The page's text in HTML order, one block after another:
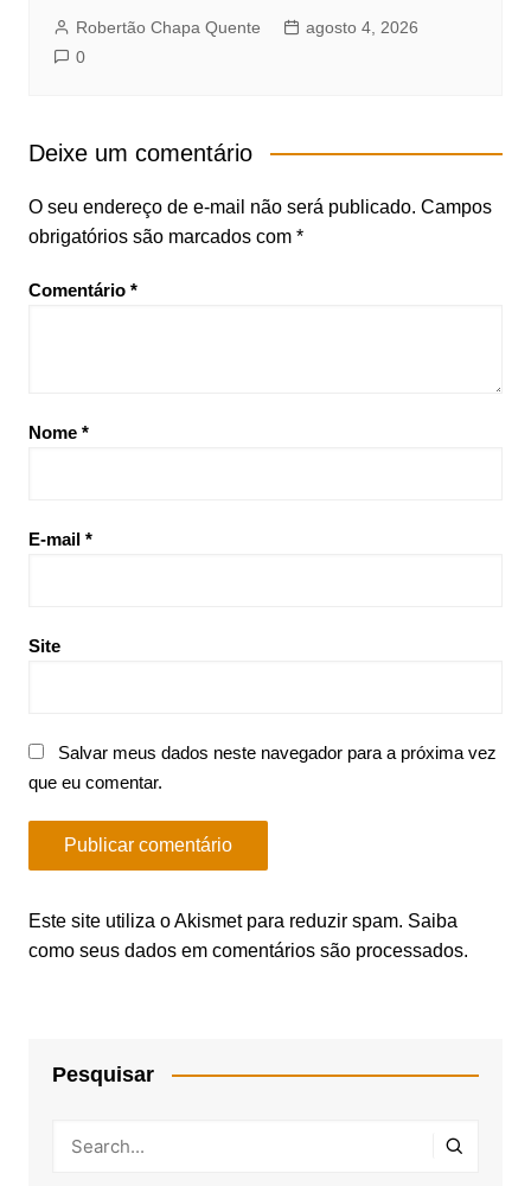
Robertão Chapa Quente
agosto 4, 2026
0
Deixe um comentário
O seu endereço de e-mail não será publicado. Campos
obrigatórios são marcados com *
Comentário *
Nome *
E-mail *
Site
Salvar meus dados neste navegador para a próxima vez
que eu comentar.
Este site utiliza o Akismet para reduzir spam. Saiba
como seus dados em comentários são processados.
Pesquisar